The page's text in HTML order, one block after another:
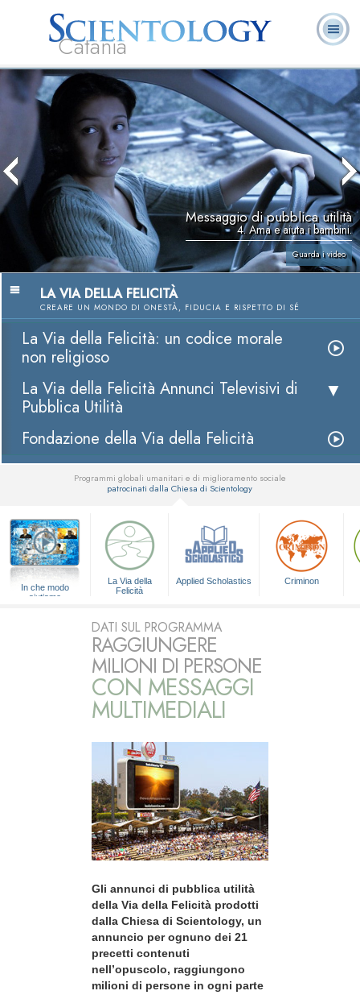
Catania
L. Ron Hubbard:
Fondatore
Che cos’è
Scientology?
Ministri
Volontari
Domande
ricorrenti
Messaggio di pubblica utilità
4. Ama e aiuta i bambini.
Guarda i video
LA VIA DELLA FELICITÀ
CREARE UN MONDO DI ONESTÀ, FIDUCIA E RISPETTO DI SÉ
La Via della Felicità: un codice morale
non religioso
La Via della Felicità Annunci Televisivi di
Pubblica Utilità
Fondazione della Via della Felicità
Programmi globali umanitari e di miglioramento sociale
patrocinati dalla Chiesa di Scientology
In che modo
aiutiamo
La Via della
Felicità
Applied Scholastics Criminon
DATI SUL PROGRAMMA
RAGGIUNGERE
MILIONI DI PERSONE
CON MESSAGGI
MULTIMEDIALI
Gli annunci di pubblica utilità
della Via della Felicità prodotti
dalla Chiesa di Scientology, un
annuncio per ognuno dei 21
precetti contenuti
nell’opuscolo, raggiungono
milioni di persone in ogni parte